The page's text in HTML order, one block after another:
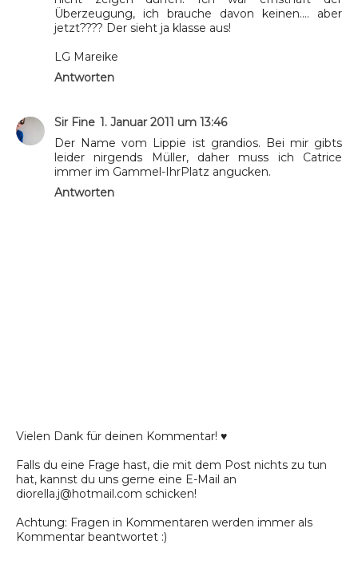
Überzeugung, ich brauche davon keinen.... aber
jetzt???? Der sieht ja klasse aus!
LG Mareike
Antworten
Sir Fine 1. Januar 2011 um 13:46
Der Name vom Lippie ist grandios. Bei mir gibts
leider nirgends Müller, daher muss ich Catrice
immer im Gammel-IhrPlatz angucken.
Antworten
Vielen Dank für deinen Kommentar! ♥
Falls du eine Frage hast, die mit dem Post nichts zu tun
hat, kannst du uns gerne eine E-Mail an
diorella.j@hotmail.com schicken!
Achtung: Fragen in Kommentaren werden immer als
Kommentar beantwortet :)